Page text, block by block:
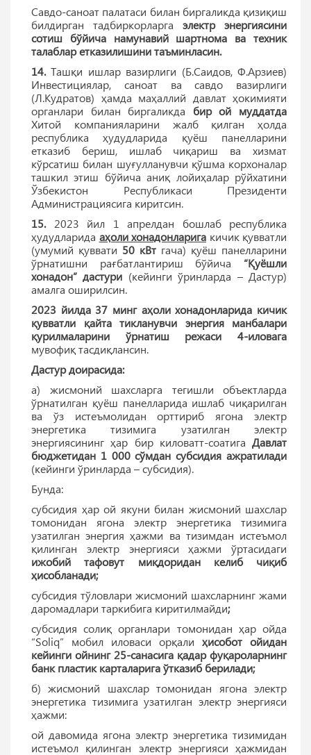
Савдо-саноат палатаси билан биргаликда қизиқиш
билдирган тадбиркорларга электр энергиясини
сотиш бўйича намунавий шартнома ва техник
талаблар етказилишини таъминласин.
14.Ташқи ишлар вазирлиги (Б.Саидов, Ф.Арзиев)
Инвестициялар, саноат ва савдо вазирлиги
(Л.Кудратов) ҳамда маҳаллий давлат ҳокимияти
органлари билан биргаликда бир ой муддатда
Хитой компанияларини жалб қилган ҳолда
республика ҳудудларида қуёш панелларини
етказиб бериш, ишлаб чиқариш ва хизмат
кўрсатиш билан шуғулланувчи қўшма корхоналар
ташкил этиш бўйича аниқ лойиҳалар рўйхатини
Ўзбекистон Республикаси Президенти
Администрациясига киритсин.
15.2023 йил 1 апрелдан бошлаб республика
ҳудудларида аҳоли хонадонларига кичик қувватли
(умумий қуввати 50 кВт гача) қуёш панелларини
ўрнатишни рағбатлантириш бўйича “Қуёшли
хонадон” дастури (кейинги ўринларда – Дастур)
амалга оширилсин.
2023 йилда 37 минг аҳоли хонадонларида кичик
қувватли қайта тикланувчи энергия манбалари
қурилмаларини ўрнатиш режаси 4-иловага
мувофиқ тасдиқлансин.
Дастур доирасида:
а) жисмоний шахсларга тегишли объектларда
ўрнатилган қуёш панелларида ишлаб чиқарилган
ва ўз истеъмолидан орттириб ягона электр
энергетика тизимига узатилган электр
энергиясининг ҳар бир киловатт-соатига Давлат
бюджетидан 1 000 сўмдан субсидия ажратилади
(кейинги ўринларда – субсидия).
Бунда:
субсидия ҳар ой якуни билан жисмоний шахслар
томонидан ягона электр энергетика тизимига
узатилган энергия ҳажми ва тизимдан истеъмол
қилинган электр энергияси ҳажми ўртасидаги
ижобий тафовут миқдоридан келиб чиқиб
ҳисобланади;
субсидия тўловлари жисмоний шахсларнинг жами
даромадлари таркибига киритилмайди;
субсидия солиқ органлари томонидан ҳар ойда
“Soliq” мобил иловаси орқали ҳисобот ойидан
кейинги ойнинг 25-санасига қадар фуқароларнинг
банк пластик карталарига ўтказиб берилади;
б) жисмоний шахслар томонидан ягона электр
энергетика тизимига узатилган электр энергияси
ҳажми:
ой давомида ягона электр энергетика тизимидан
истеъмол қилинган электр энергияси ҳажмидан